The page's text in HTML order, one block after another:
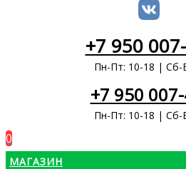
+7 950
Пн-Пт: 10-18 | Сб-
+7 950
Пн-Пт: 10-18 | Сб-
0
МАГАЗИН